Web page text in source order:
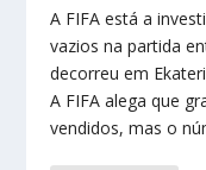
A FIFA está a
vazios na partida
decorreu em
A FIFA alega que
vendidos, mas o